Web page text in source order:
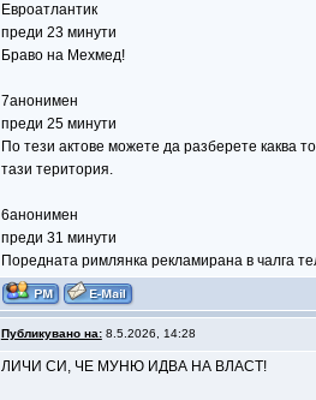
Евроатлантик
преди 23 минути
Браво на Мехмед!
7анонимен
преди 25 минути
По тези актове можете да разберете каква
тази територия.
6анонимен
преди 31 минути
Поредната римлянка рекламирана в чалга
Публикувано на:8.5.2026, 14:28
ЛИЧИ СИ, ЧЕ МУНЮ ИДВА НА ВЛАСТ!